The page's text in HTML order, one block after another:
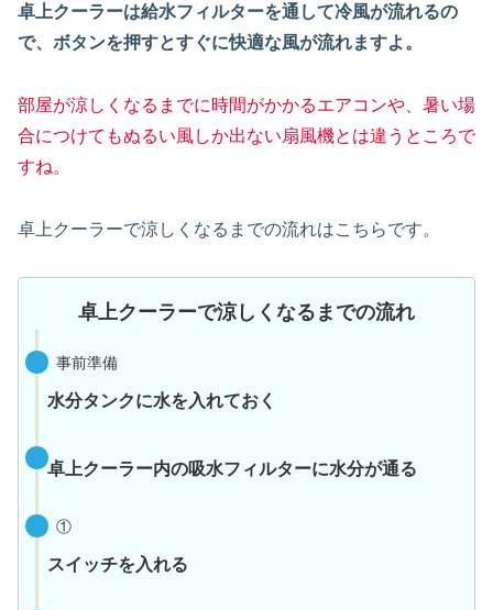
卓上クーラーは給水フィルターを通して冷風が流れるの
で、ボタンを押すとすぐに快適な風が流れますよ。
部屋が涼しくなるまでに時間がかかるエアコンや、暑い場
合につけてもぬるい風しか出ない扇風機とは違うところで
すね。
卓上クーラーで涼しくなるまでの流れはこちらです。
卓上クーラーで涼しくなるまでの流れ
事前準備
水分タンクに水を入れておく
卓上クーラー内の吸水フィルターに水分が通る
①
スイッチを入れる